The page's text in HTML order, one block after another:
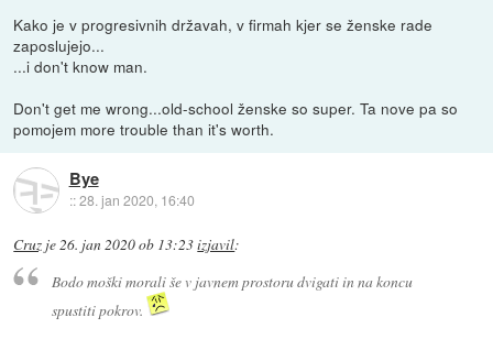
Kako je v progresivnih državah, v firmah kjer se ženske rade
zaposlujejo...
...i don't know man.
Don't get me wrong...old-school ženske so super. Ta nove pa so
pomojem more trouble than it's worth.
Bye
::28. jan 2020, 16:40
Cruz je26. jan 2020 ob 13:23izjavil:
Bodo moški morali še v javnem prostoru dvigati in na koncu
spustiti pokrov.